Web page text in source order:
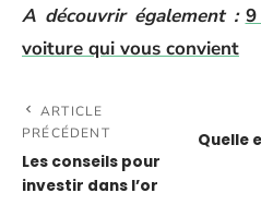
A découvrir également :
voiture qui vous convient
ARTICLE
PRÉCÉDENT
Les conseils pour
investir dans l’or
Quelle